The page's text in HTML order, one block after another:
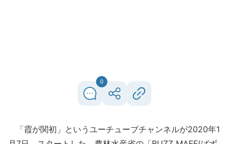
0
「霞が関初」というユーチューブチャンネルが2020年1